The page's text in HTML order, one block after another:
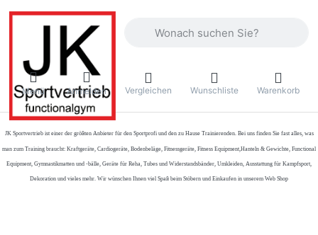
Menü Anmelden Vergleichen Wunschliste Warenkorb
JK Sportvertrieb ist einer der größten Anbieter für den Sportprofi und den zu Hause Trainierenden. Bei uns finden Sie fast alles, was
man zum Training braucht: Kraftgeräte, Cardiogeräte, Bodenbeläge, Fitnessgeräte, Fitness Equipment,Hanteln & Gewichte, Functional
Equipment, Gymnastikmatten und -bälle, Geräte für Reha, Tubes und Widerstandsbänder, Umkleiden, Ausstattung für Kampfsport,
Dekoration und vieles mehr. Wir wünschen Ihnen viel Spaß beim Stöbern und Einkaufen in unserem Web Shop